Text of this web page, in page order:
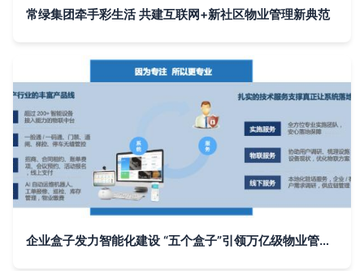
常绿集团牵手彩生活 共建互联网+新社区物业管理新典范
企业盒子发力智能化建设 “五个盒子”引领万亿级物业管理市场新风口